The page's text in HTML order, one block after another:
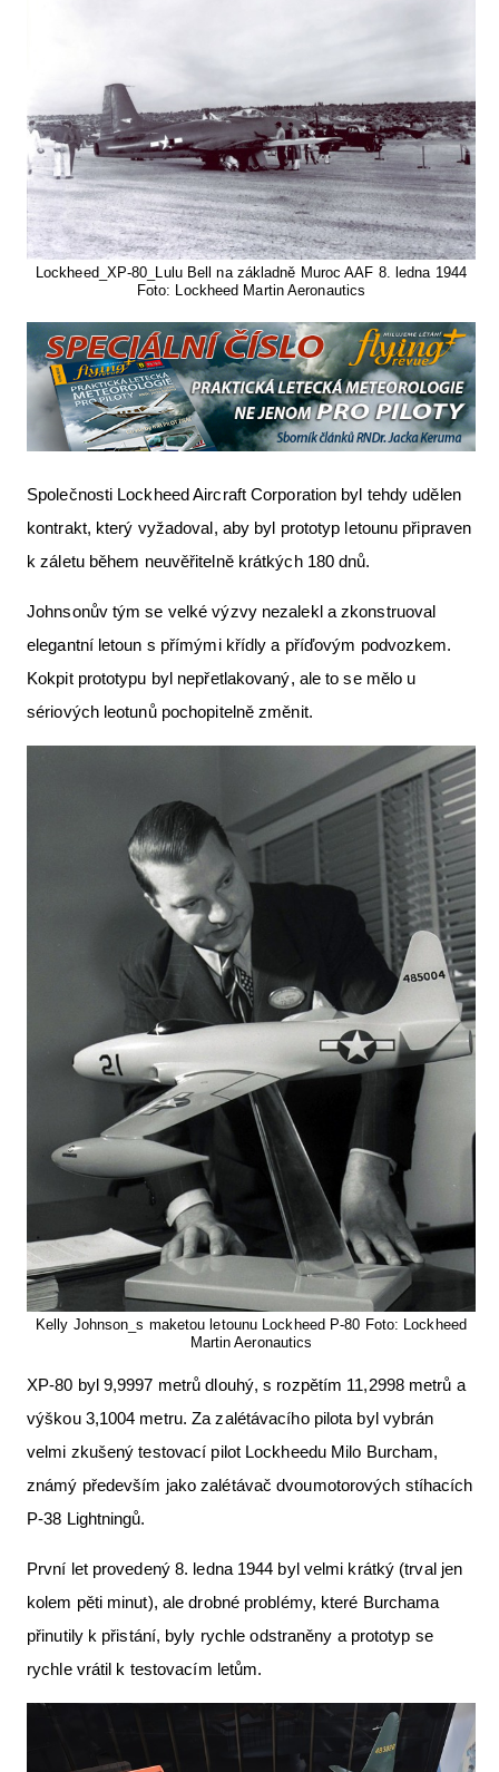
Lockheed_XP-80_Lulu Bell na základně Muroc AAF 8. ledna 1944
Foto: Lockheed Martin Aeronautics
Společnosti Lockheed Aircraft Corporation byl tehdy udělen
kontrakt, který vyžadoval, aby byl prototyp letounu připraven
k záletu během neuvěřitelně krátkých 180 dnů.
Johnsonův tým se velké výzvy nezalekl a zkonstruoval
elegantní letoun s přímými křídly a příďovým podvozkem.
Kokpit prototypu byl nepřetlakovaný, ale to se mělo u
sériových leotunů pochopitelně změnit.
Kelly Johnson_s maketou letounu Lockheed P-80 Foto: Lockheed
Martin Aeronautics
XP-80 byl 9,9997 metrů dlouhý, s rozpětím 11,2998 metrů a
výškou 3,1004 metru. Za zalétávacího pilota byl vybrán
velmi zkušený testovací pilot Lockheedu Milo Burcham,
známý především jako zalétávač dvoumotorových stíhacích
P-38 Lightningů.
První let provedený 8. ledna 1944 byl velmi krátký (trval jen
kolem pěti minut), ale drobné problémy, které Burchama
přinutily k přistání, byly rychle odstraněny a prototyp se
rychle vrátil k testovacím letům.